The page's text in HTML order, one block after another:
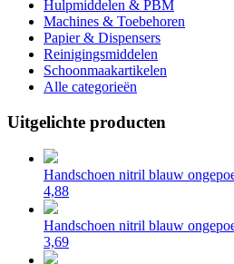
Hulpmiddelen & PBM
Machines & Toebehoren
Papier & Dispensers
Reinigingsmiddelen
Schoonmaakartikelen
Alle categorieën
Uitgelichte producten
Handschoen nitril blauw
4,88
Handschoen nitril blauw
3,69